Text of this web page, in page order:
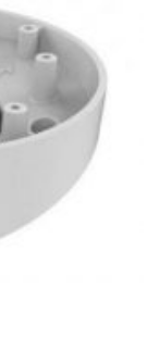
Hozzáadás a
kívánságlistához